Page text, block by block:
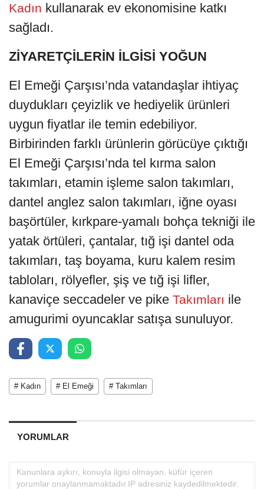
Kadın kullanarak ev ekonomisine katkı
sağladı.
ZİYARETÇİLERİN İLGİSİ YOĞUN
El Emeği Çarşısı’nda vatandaşlar ihtiyaç
duydukları çeyizlik ve hediyelik ürünleri
uygun fiyatlar ile temin edebiliyor.
Birbirinden farklı ürünlerin görücüye çıktığı
El Emeği Çarşısı’nda tel kırma salon
takımları, etamin işleme salon takımları,
dantel anglez salon takımları, iğne oyası
başörtüler, kırkpare-yamalı bohça tekniği ile
yatak örtüleri, çantalar, tığ işi dantel oda
takımları, taş boyama, kuru kalem resim
tabloları, rölyefler, şiş ve tığ işi lifler,
kanaviçe seccadeler ve pike Takımları ile
amugurimi oyuncaklar satışa sunuluyor.
# Kadın # El Emeği # Takımları
YORUMLAR